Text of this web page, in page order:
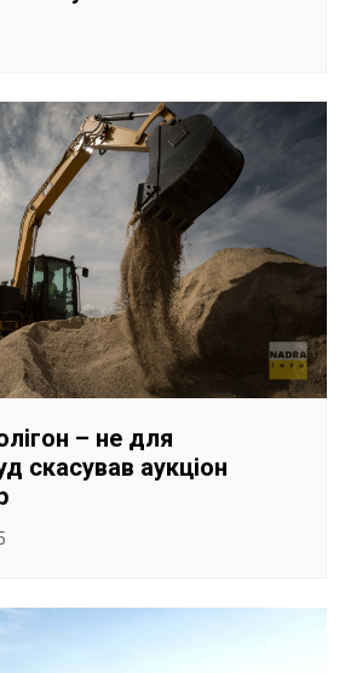
– не для
скасував аукціон